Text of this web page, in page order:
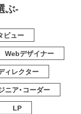
ぶ-
ビュー
Webデザイナー
ィレクター
ニア・コーダー
LP